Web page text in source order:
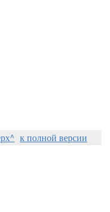
к полной версии